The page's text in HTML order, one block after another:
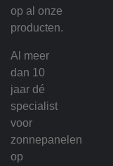
op al onze
producten.
Al meer
dan 10
jaar dé
specialist
voor
zonnepanelen
op